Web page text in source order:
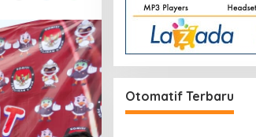
Otomatif Terbaru